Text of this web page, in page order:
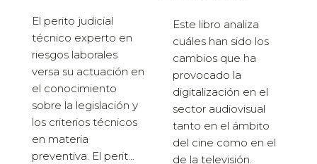
El perito judicial
técnico experto en
riesgos laborales
versa su actuación en
el conocimiento
sobre la legislación y
los criterios técnicos
en materia
preventiva. El perit...
Este libro analiza
cuáles han sido los
cambios que ha
provocado la
digitalización en el
sector audiovisual
tanto en el ámbito
del cine como en el
de la televisión.